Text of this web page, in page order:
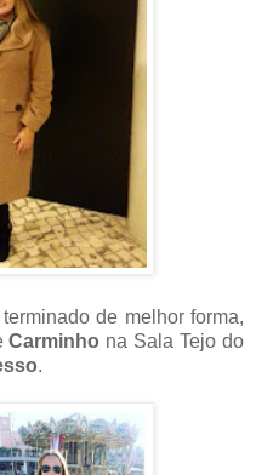
de melhor forma,
Carminho na Sala Tejo do
.